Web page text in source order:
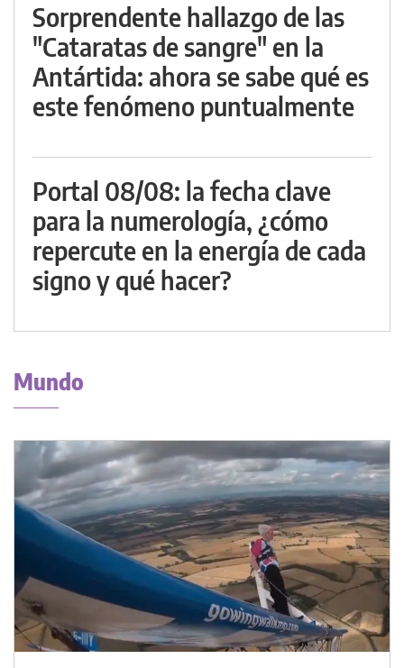
Sorprendente hallazgo de las
"Cataratas de sangre" en la
Antártida: ahora se sabe qué es
este fenómeno puntualmente
Portal 08/08: la fecha clave
para la numerología, ¿cómo
repercute en la energía de cada
signo y qué hacer?
Mundo